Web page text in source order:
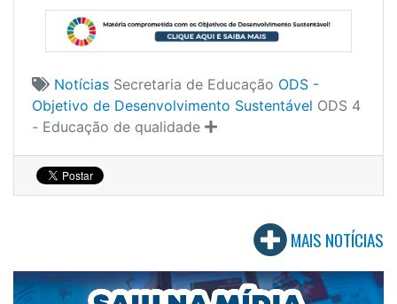
Notícias Secretaria de Educação ODS -
Objetivo de Desenvolvimento Sustentável ODS 4
- Educação de qualidade
MAIS NOTÍCIAS